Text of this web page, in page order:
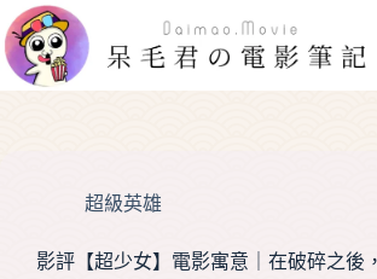
跳
至
主
超級英雄
影評【超少女】電影寓意｜在破碎之後